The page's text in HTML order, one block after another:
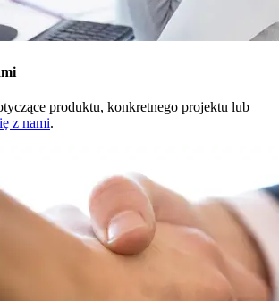
produktu, konkretnego projektu lub
z nami.